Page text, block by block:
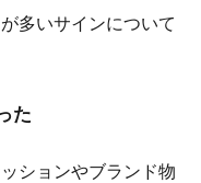
多いサインについて
た
ションやブランド物